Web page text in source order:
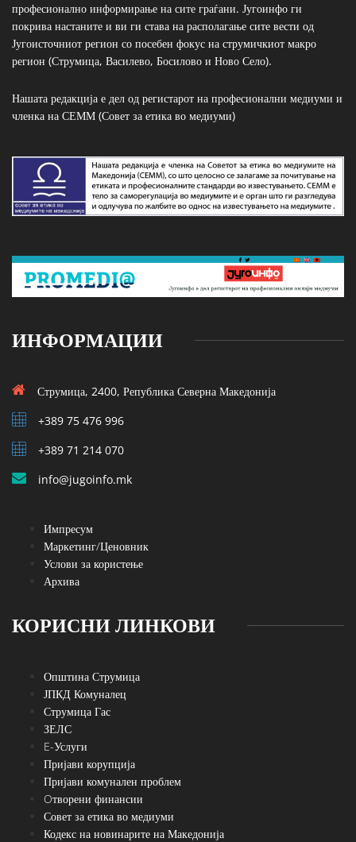
професионално информирање на сите граѓани. Југоинфо ги
покрива настаните и ви ги става на располагање сите вести од
Југоисточниот регион со посебен фокус на струмичкиот макро
регион (Струмица, Василево, Босилово и Ново Село).
Нашата редакција е дел од регистарот на професионални медиуми и
членка на СЕММ (Совет за етика во медиуми)
ИНФОРМАЦИИ
Струмица, 2400, Република Северна Македонија
+389 75 476 996
+389 71 214 070
info@jugoinfo.mk
Импресум
Маркетинг/Ценовник
Услови за користење
Архива
КОРИСНИ ЛИНКОВИ
Општина Струмица
ЈПКД Комуналец
Струмица Гас
ЗЕЛС
E-Услуги
Пријави корупција
Пријави комунален проблем
Oтворени финансии
Совет за етика во медиуми
Кодекс на новинарите на Македонија